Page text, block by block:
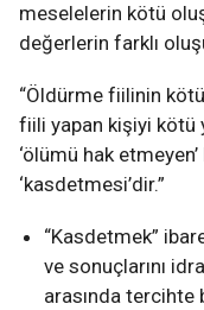
meselelerin kötü
değerlerin farklı
“Öldürme fiilinin
fiili yapan kişiyi kötü
‘ölümü hak
‘kasdetmesi’dir.”
“Kasdetmek”
ve sonuçlarını
arasında tercihte